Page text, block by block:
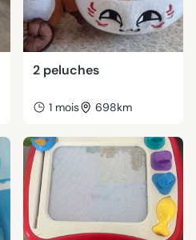
2 peluches
1 mois 698km